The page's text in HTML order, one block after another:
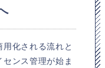
化される流れと
ンス管理が始ま